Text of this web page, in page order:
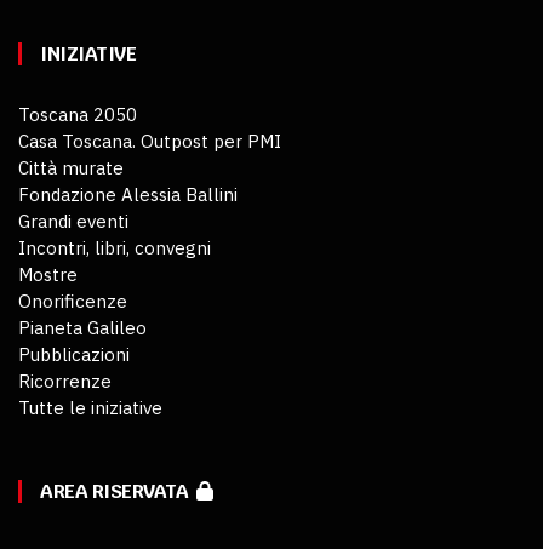
INIZIATIVE
Toscana 2050
Casa Toscana. Outpost per PMI
Città murate
Fondazione Alessia Ballini
Grandi eventi
Incontri, libri, convegni
Mostre
Onorificenze
Pianeta Galileo
Pubblicazioni
Ricorrenze
Tutte le iniziative
AREA RISERVATA